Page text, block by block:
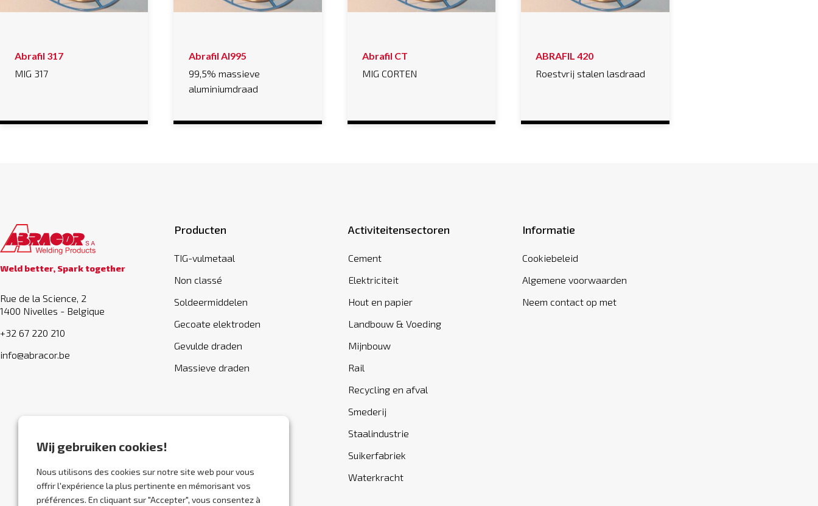
Abrafil 317
MIG 317
Abrafil Al995
99,5% massieve
aluminiumdraad
Abrafil CT
MIG CORTEN
ABRAFIL 420
Roestvrij stalen lasdraad
Wij gebruiken cookies!
Nous utilisons des cookies sur notre site web pour vous
offrir l'expérience la plus pertinente en mémorisant vos
préférences. En cliquant sur "Accepter", vous consentez à
Weld better, Spark together
Rue de la Science, 2
1400 Nivelles - Belgique
+32 67 220 210
info@abracor.be
Producten
TIG-vulmetaal
Non classé
Soldeermiddelen
Gecoate elektroden
Gevulde draden
Massieve draden
Activiteitensectoren
Cement
Elektriciteit
Hout en papier
Landbouw & Voeding
Mijnbouw
Rail
Recycling en afval
Smederij
Staalindustrie
Suikerfabriek
Waterkracht
Informatie
Cookiebeleid
Algemene voorwaarden
Neem contact op met